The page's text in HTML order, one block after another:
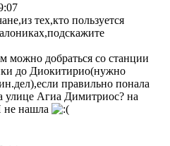
тех,кто пользуется
можно добраться со станции
до Диокитирио(нужно
правильно понала
улице Агиа Димитриос? на
не нашла